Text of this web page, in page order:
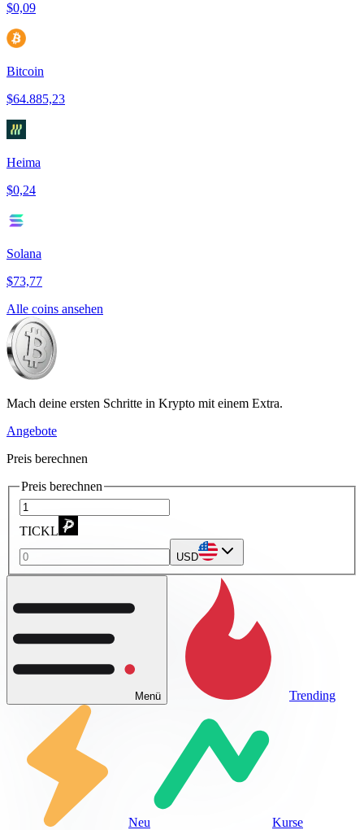
$0,09
Bitcoin
$64.885,23
Heima
$0,24
Solana
$73,77
Alle coins ansehen
Mach deine ersten Schritte in Krypto mit einem Extra.
Angebote
Preis berechnen
Preis berechnen
TICKL
USD
Menü Trending
Neu Kurse